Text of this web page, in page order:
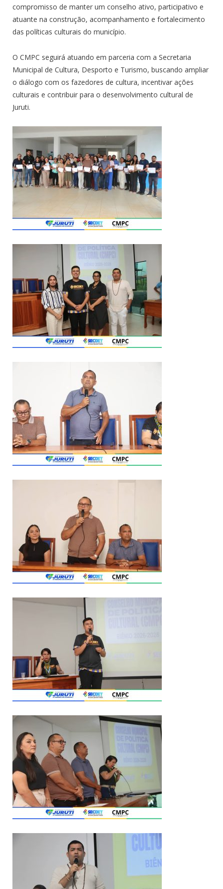
compromisso de manter um conselho ativo, participativo e
atuante na construção, acompanhamento e fortalecimento
das políticas culturais do município.
O CMPC seguirá atuando em parceria com a Secretaria
Municipal de Cultura, Desporto e Turismo, buscando ampliar
o diálogo com os fazedores de cultura, incentivar ações
culturais e contribuir para o desenvolvimento cultural de
Juruti.